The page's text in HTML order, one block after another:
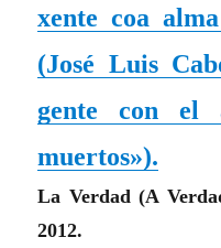
xente coa
(José Luis
gente con el
muertos»).
La Verdad (A
2012.